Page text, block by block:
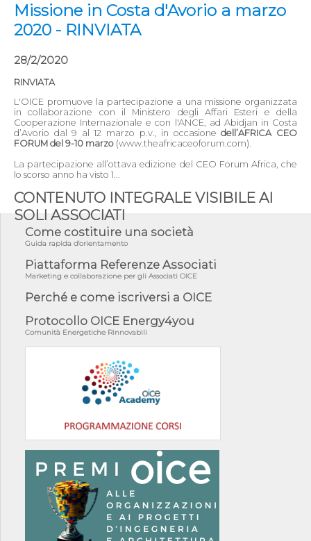
Missione in Costa d'Avorio a marzo
2020 - RINVIATA
28/2/2020
RINVIATA
L'OICE promuove la partecipazione a una missione organizzata
in collaborazione con il Ministero degli Affari Esteri e della
Cooperazione Internazionale e con l'ANCE, ad Abidjan in Costa
d’Avorio dal 9 al 12 marzo p.v., in occasionedell’AFRICA CEO
FORUM del 9-10 marzo (www.theafricaceoforum.com).
La partecipazione all’ottava edizione del CEO Forum Africa, che
lo scorso anno ha visto 1...
CONTENUTO INTEGRALE VISIBILE AI
SOLI ASSOCIATI
Come costituire una società
Guida rapida d'orientamento
Piattaforma Referenze Associati
Marketing e collaborazione per gli Associati OICE
Perché e come iscriversi a OICE
Protocollo OICE Energy4you
Comunità Energetiche Rinnovabili